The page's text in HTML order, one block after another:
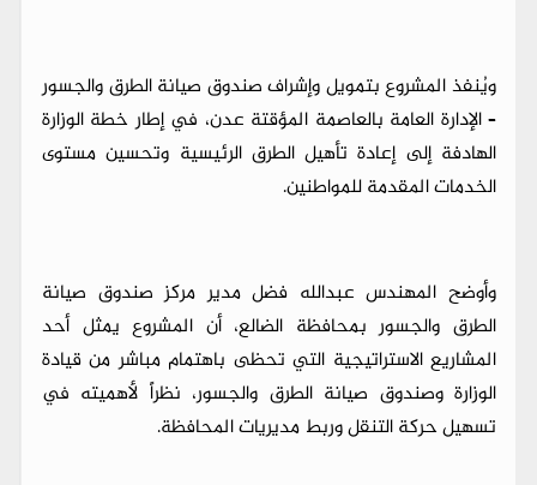
ويُنفذ المشروع بتمويل وإشراف صندوق صيانة الطرق والجسور
– الإدارة العامة بالعاصمة المؤقتة عدن، في إطار خطة الوزارة
الهادفة إلى إعادة تأهيل الطرق الرئيسية وتحسين مستوى
الخدمات المقدمة للمواطنين.
وأوضح المهندس عبدالله فضل مدير مركز صندوق صيانة
الطرق والجسور بمحافظة الضالع، أن المشروع يمثل أحد
المشاريع الاستراتيجية التي تحظى باهتمام مباشر من قيادة
الوزارة وصندوق صيانة الطرق والجسور، نظراً لأهميته في
تسهيل حركة التنقل وربط مديريات المحافظة.